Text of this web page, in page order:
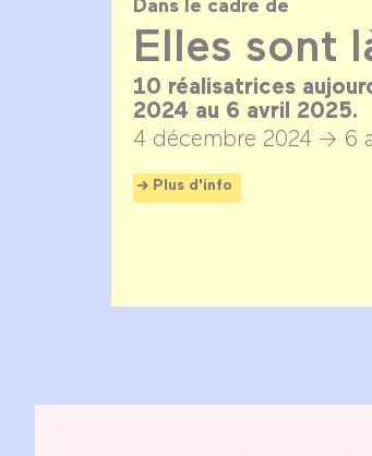
Elles sont
10 réalisatrices
2024 au 6 avril 2025.
4 décembre 2024 → 6
Plus d'info